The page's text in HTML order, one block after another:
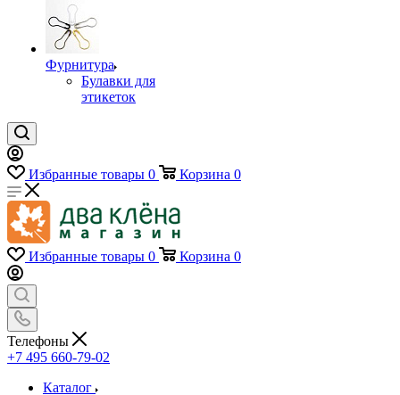
Фурнитура
Булавки для
этикеток
Избранные товары 0 Корзина 0
Избранные товары 0 Корзина 0
Телефоны
+7 495 660-79-02
Каталог